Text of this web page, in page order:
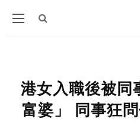
港女入職後被同
富婆」 同事狂